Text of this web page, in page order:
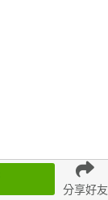
分享好友